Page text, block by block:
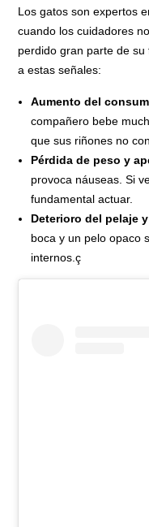
Los gatos son expertos
cuando los cuidadores
perdido gran parte de
a estas señales:
Aumento del
compañero bebe
que sus riñones no
Pérdida de peso y
provoca náuseas. Si
fundamental actuar.
Deterioro del pelaje
boca y un pelo opaco
internos.ç